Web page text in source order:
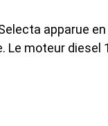
apparue
moteur diesel